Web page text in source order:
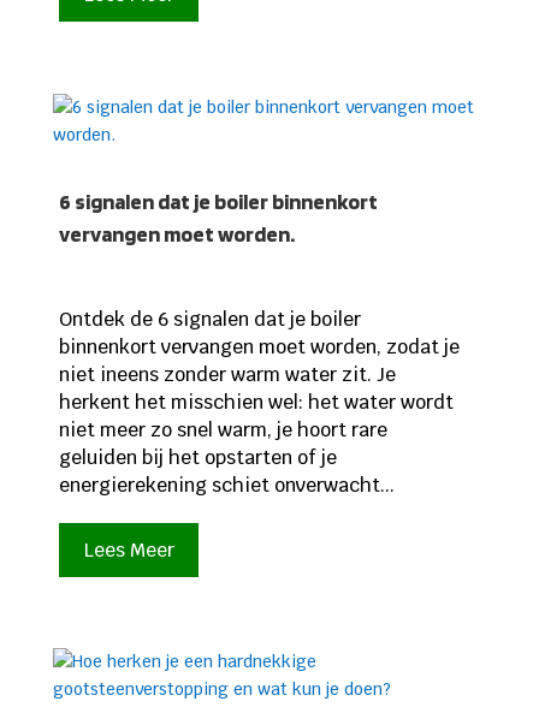
6 signalen dat je boiler binnenkort
vervangen moet worden.
Ontdek de 6 signalen dat je boiler
binnenkort vervangen moet worden, zodat je
niet ineens zonder warm water zit. Je
herkent het misschien wel: het water wordt
niet meer zo snel warm, je hoort rare
geluiden bij het opstarten of je
energierekening schiet onverwacht...
Lees Meer